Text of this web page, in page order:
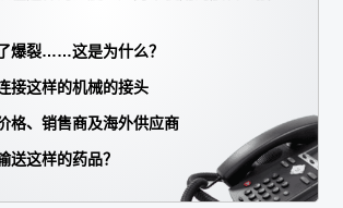
爆裂……这是为什么？
接这样的机械的接头
格、销售商及海外供应商
送这样的药品？